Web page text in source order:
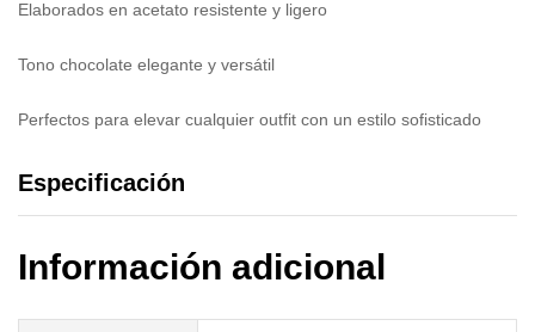
Elaborados en acetato resistente y ligero
Tono chocolate elegante y versátil
Perfectos para elevar cualquier outfit con un estilo sofisticado
Especificación
Información adicional